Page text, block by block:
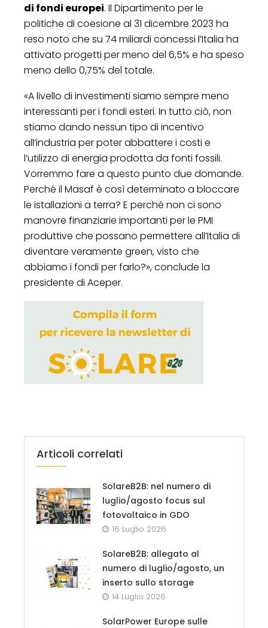
di fondi europei. Il Dipartimento per le
politiche di coesione al 31 dicembre 2023 ha
reso noto che su 74 miliardi concessi l’Italia ha
attivato progetti per meno del 6,5% e ha speso
meno dello 0,75% del totale.
«A livello di investimenti siamo sempre meno
interessanti per i fondi esteri. In tutto ciò, non
stiamo dando nessun tipo di incentivo
all’industria per poter abbattere i costi e
l’utilizzo di energia prodotta da fonti fossili.
Vorremmo fare a questo punto due domande.
Perché il Masaf è così determinato a bloccare
le istallazioni a terra? E perché non ci sono
manovre finanziarie importanti per le PMI
produttive che possano permettere all’Italia di
diventare veramente green, visto che
abbiamo i fondi per farlo?», conclude la
presidente di Aceper.
Articoli correlati
SolareB2B: nel numero di
luglio/agosto focus sul
fotovoltaico in GDO
16 Luglio 2026
SolareB2B: allegato al
numero di luglio/agosto, un
inserto sullo storage
14 Luglio 2026
SolarPower Europe sulle